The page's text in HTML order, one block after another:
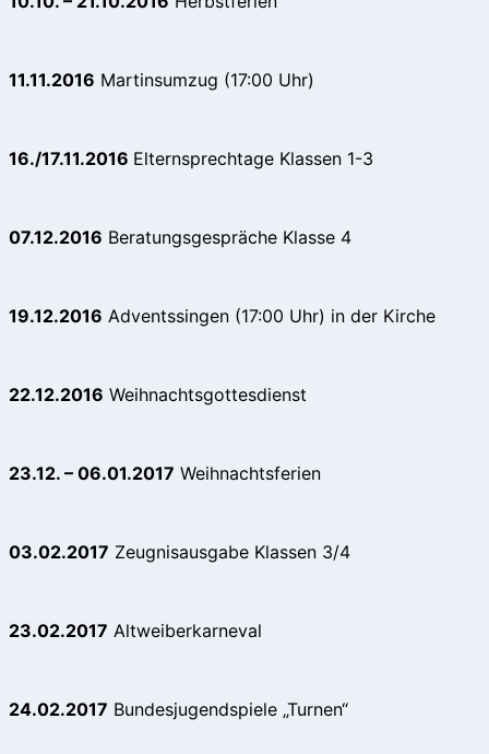
11.11.2016 Martinsumzug (17:00 Uhr)
16./17.11.2016 Elternsprechtage Klassen 1-3
07.12.2016 Beratungsgespräche Klasse 4
19.12.2016 Adventssingen (17:00 Uhr) in der Kirche
22.12.2016 Weihnachtsgottesdienst
23.12. – 06.01.2017 Weihnachtsferien
03.02.2017 Zeugnisausgabe Klassen 3/4
23.02.2017 Altweiberkarneval
24.02.2017 Bundesjugendspiele „Turnen“